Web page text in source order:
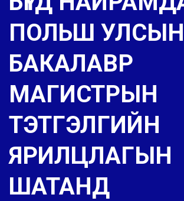
ПОЛЬШ УЛСЫН
БАКАЛАВР
МАГИСТРЫН
ТЭТГЭЛГИЙН
ЯРИЛЦЛАГЫН
ШАТАНД